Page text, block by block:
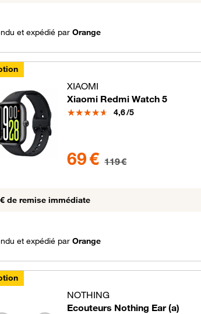
et expédié parOrange
XIAOMI
Xiaomi Redmi Watch 5
Note
4,6/5
69 € 119 €
de remise immédiate
et expédié parOrange
NOTHING
Ecouteurs Nothing Ear (a)